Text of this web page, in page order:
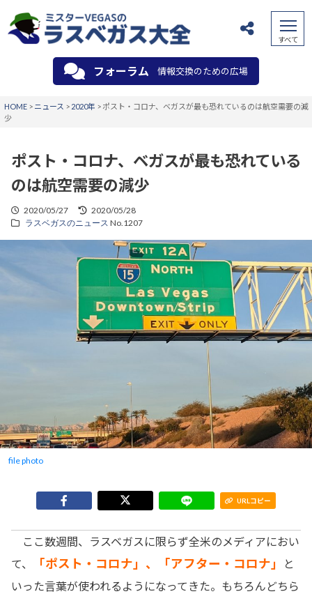
フォーラム 情報交換のための広場
HOME> ニュース > 2020年 > ポスト・コロナ、ベガスが最も恐れているのは航空需要の減
少
ポスト・コロナ、ベガスが最も恐れている
のは航空需要の減少
2020/05/27
2020/05/28
ラスベガスのニュース No.1207
file photo
URLコピー
ここ数週間、ラスベガスに限らず全米のメディアにおい
て、
「ポスト・コロナ」、「アフター・コロナ」
と
いった言葉が使われるようになってきた。もちろんどちら